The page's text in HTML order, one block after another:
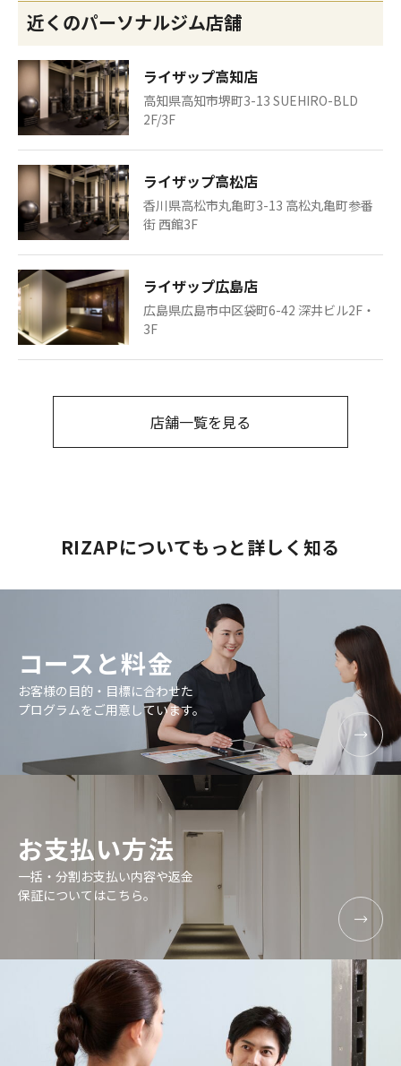
近くのパーソナルジム店舗
ライザップ高知店
高知県高知市堺町3-13 SUEHIRO-BLD
2F/3F
ライザップ高松店
香川県高松市丸亀町3-13 高松丸亀町参番
街 西館3F
ライザップ広島店
広島県広島市中区袋町6-42 深井ビル2F・
3F
店舗一覧を見る
RIZAPについてもっと詳しく知る
コースと料金
お客様の目的・目標に合わせた
プログラムをご用意しています。
お支払い方法
一括・分割お支払い内容や返金
保証についてはこちら。